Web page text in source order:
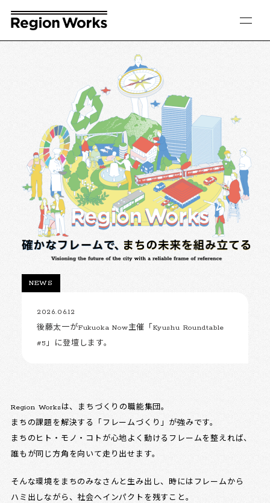
NEWS
2026.06.12
後藤太一がFukuoka Now主催「Kyushu Roundtable
#5」に登壇します。
Region Worksは、まちづくりの職能集団。
まちの課題を解決する「フレームづくり」が強みです。
まちのヒト・モノ・コトが心地よく動けるフレームを整えれば、
誰もが同じ方角を向いて走り出せます。
そんな環境をまちのみなさんと生み出し、時にはフレームから
ハミ出しながら、社会へインパクトを残すこと。